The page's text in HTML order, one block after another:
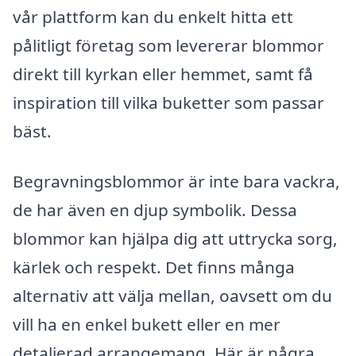
vår plattform kan du enkelt hitta ett
pålitligt företag som levererar blommor
direkt till kyrkan eller hemmet, samt få
inspiration till vilka buketter som passar
bäst.
Begravningsblommor är inte bara vackra,
de har även en djup symbolik. Dessa
blommor kan hjälpa dig att uttrycka sorg,
kärlek och respekt. Det finns många
alternativ att välja mellan, oavsett om du
vill ha en enkel bukett eller en mer